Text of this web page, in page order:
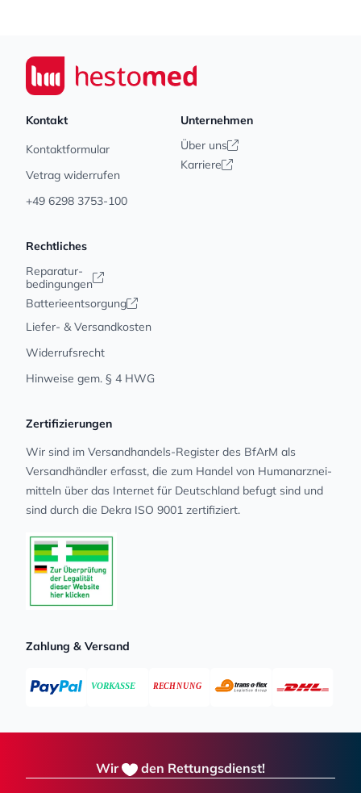
Seiwert GmbH
Kontakt
Kontaktformular
Vetrag widerrufen
+49 6298 3753-100
Unternehmen
Über uns
Karriere
Rechtliches
Reparatur-
bedingungen
Batterieentsorgung
Liefer- & Versandkosten
Widerrufsrecht
Hinweise gem. § 4 HWG
Zertifizierungen
Wir sind im Versandhandels-Register des BfArM als
Versandhändler erfasst, die zum Handel von Human­arz­nei­
mit­teln über das Internet für Deutschland befugt sind und
sind durch die Dekra ISO 9001 zertifiziert.
Zahlung & Versand
Wir den Rettungsdienst!